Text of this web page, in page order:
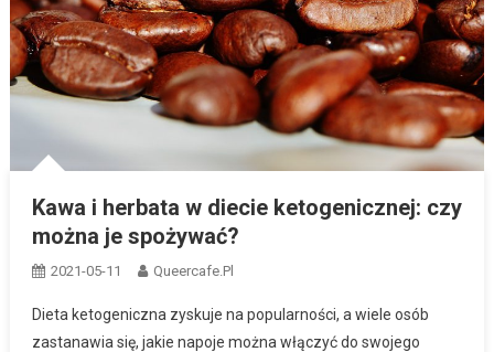
Kawa i herbata w diecie ketogenicznej: czy
można je spożywać?
2021-05-11 Queercafe.pl
Dieta ketogeniczna zyskuje na popularności, a wiele osób
zastanawia się, jakie napoje można włączyć do swojego